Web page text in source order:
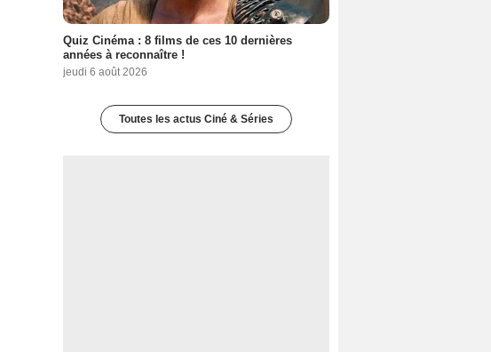
Quiz Cinéma : 8 films de ces 10 dernières
années à reconnaître !
jeudi 6 août 2026
Toutes les actus Ciné & Séries